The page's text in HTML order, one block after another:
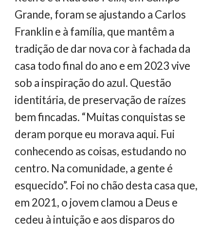
Grande, foram se ajustando a Carlos
Franklin e à família, que mantêm a
tradição de dar nova cor à fachada da
casa todo final do ano e em 2023 vive
sob a inspiração do azul. Questão
identitária, de preservação de raízes
bem fincadas. “Muitas conquistas se
deram porque eu morava aqui. Fui
conhecendo as coisas, estudando no
centro. Na comunidade, a gente é
esquecido”. Foi no chão desta casa que,
em 2021, o jovem clamou a Deus e
cedeu à intuição e aos disparos do